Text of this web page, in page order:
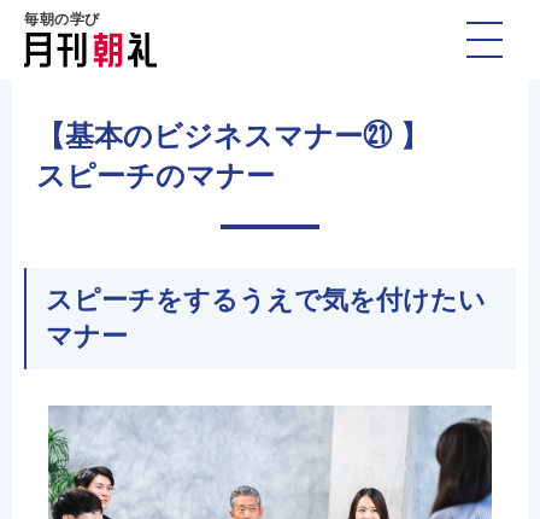
毎朝の学び
【基本のビジネスマナー㉑ 】
スピーチのマナー
スピーチをするうえで気を付けたい
マナー